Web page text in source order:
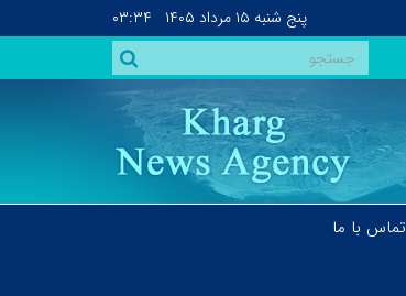
پنج شنبه ۱۵ مرداد ۱۴۰۵ ۰۳:۳۴
تماس با ما